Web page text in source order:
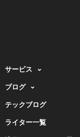
サービス
ブログ
テックブログ
ライター一覧